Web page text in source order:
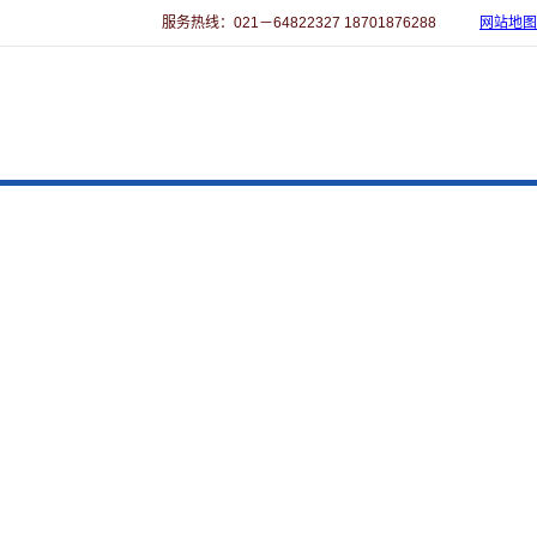
服务热线：021－64822327 18701876288 网站地图